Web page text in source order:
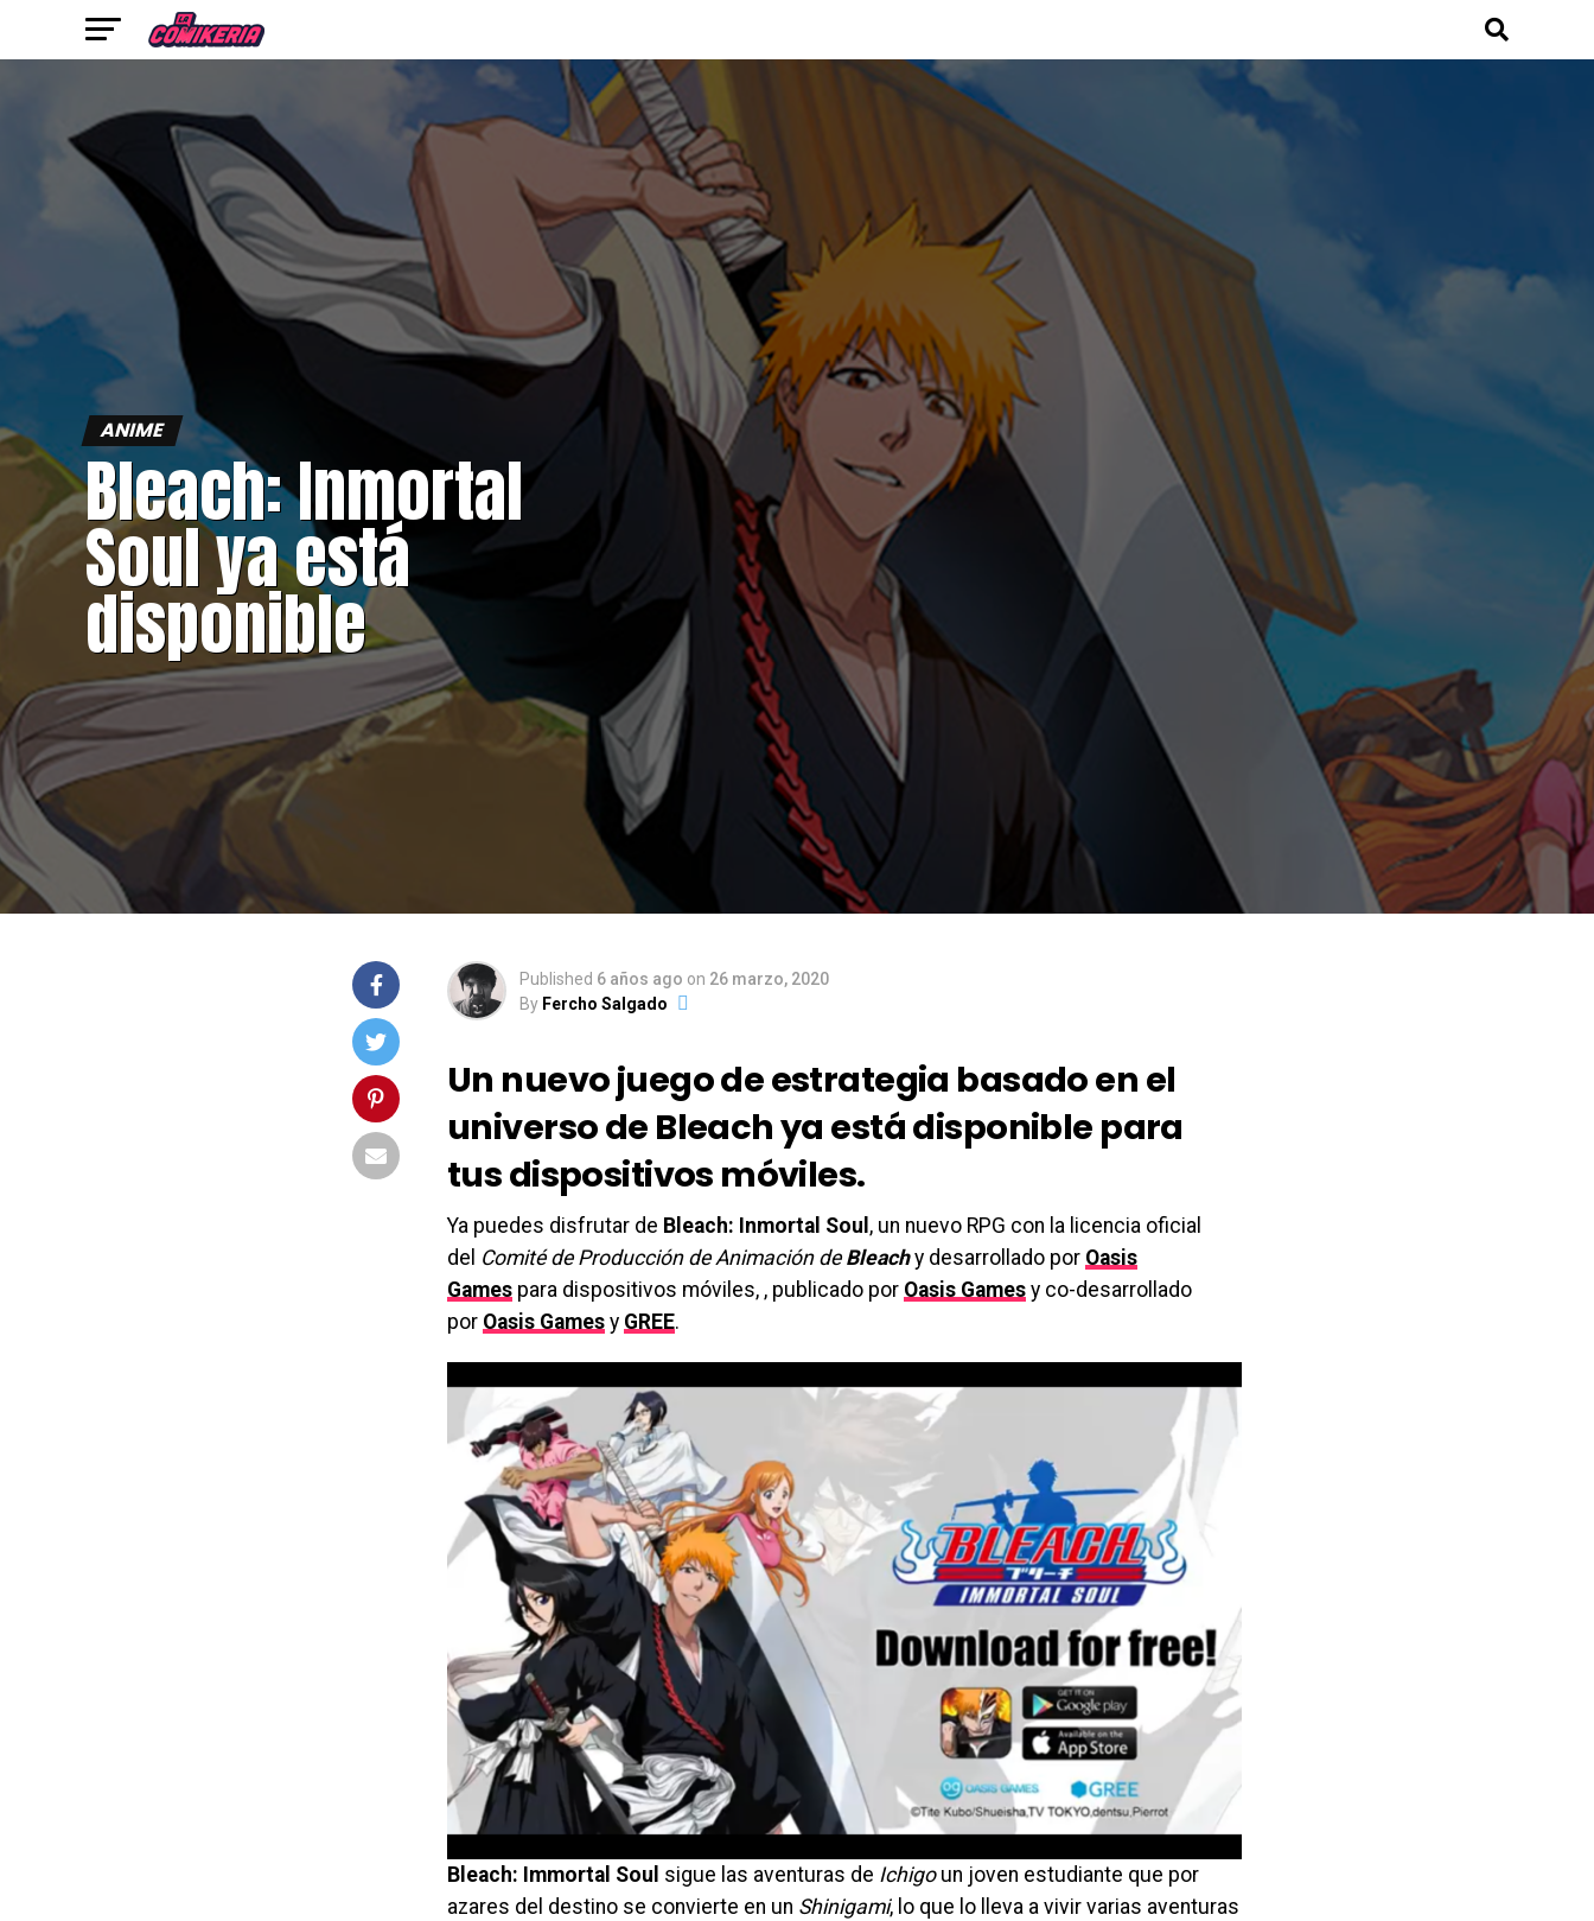
ANIME
Bleach: Inmortal
Soul ya está
disponible
Published 6 años ago on 26 marzo, 2020
By Fercho Salgado
Un nuevo juego de estrategia basado en el
universo de Bleach ya está disponible para
tus dispositivos móviles.
Ya puedes disfrutar de Bleach: Inmortal Soul , un nuevo RPG con la licencia oficial
del Comité de Producción de Animación deBleachy desarrollado por Oasis
Games para dispositivos móviles, , publicado por Oasis Games y co-desarrollado
por Oasis Games y GREE.
Bleach: Immortal Soul sigue las aventuras de Ichigoun joven estudiante que por
azares del destino se convierte en un Shinigami, lo que lo lleva a vivir varias aventuras